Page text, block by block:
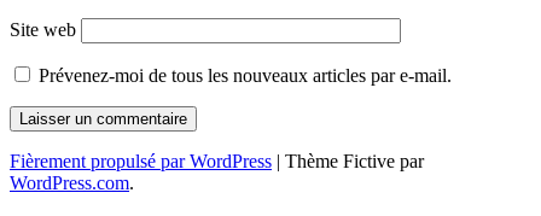
Site web
Prévenez-moi de tous les nouveaux articles par e-mail.
Fièrement propulsé par WordPress | Thème Fictive par
WordPress.com.